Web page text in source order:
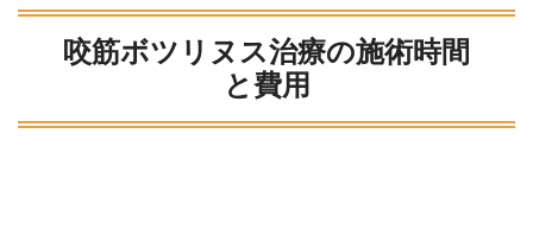
咬筋ボツリヌス治療の施術時間
と費用